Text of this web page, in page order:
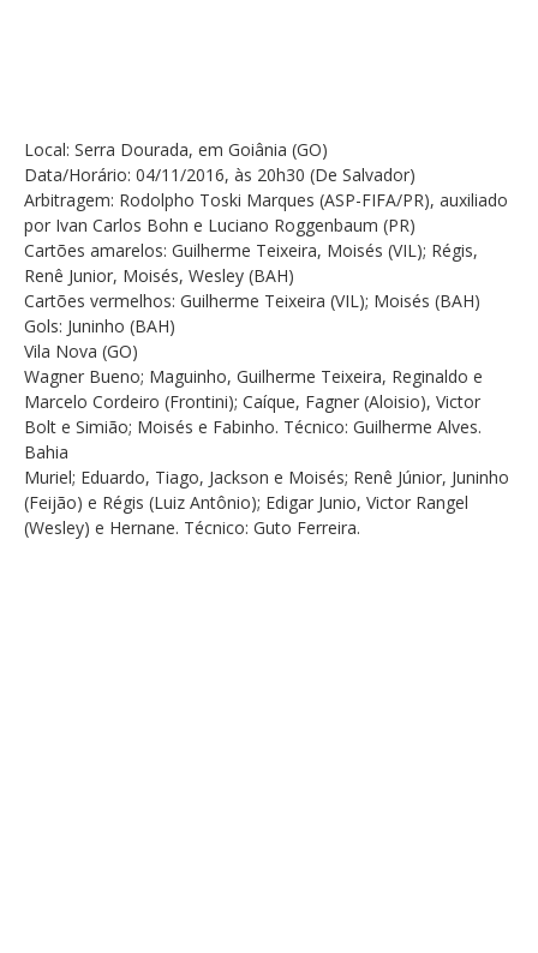
Local: Serra Dourada, em Goiânia (GO)
Data/Horário: 04/11/2016, às 20h30 (De Salvador)
Arbitragem: Rodolpho Toski Marques (ASP-FIFA/PR), auxiliado
por Ivan Carlos Bohn e Luciano Roggenbaum (PR)
Cartões amarelos: Guilherme Teixeira, Moisés (VIL); Régis,
Renê Junior, Moisés, Wesley (BAH)
Cartões vermelhos: Guilherme Teixeira (VIL); Moisés (BAH)
Gols: Juninho (BAH)
Vila Nova (GO)
Wagner Bueno; Maguinho, Guilherme Teixeira, Reginaldo e
Marcelo Cordeiro (Frontini); Caíque, Fagner (Aloisio), Victor
Bolt e Simião; Moisés e Fabinho. Técnico: Guilherme Alves.
Bahia
Muriel; Eduardo, Tiago, Jackson e Moisés; Renê Júnior, Juninho
(Feijão) e Régis (Luiz Antônio); Edigar Junio, Victor Rangel
(Wesley) e Hernane. Técnico: Guto Ferreira.